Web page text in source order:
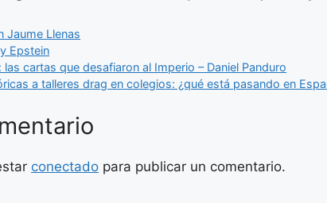
Jaume Llenas
Epstein
cartas que desafiaron al Imperio – Daniel Panduro
a talleres drag en colegios: ¿qué está pasando en
conectado para publicar un comentario.